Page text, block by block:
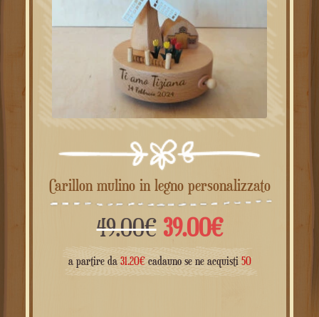
Carillon mulino in legno personalizzato
49.00€ Il
prezzo
39.00€Il
prezzo
a partire da 31.20€cadauno se ne acquisti 50